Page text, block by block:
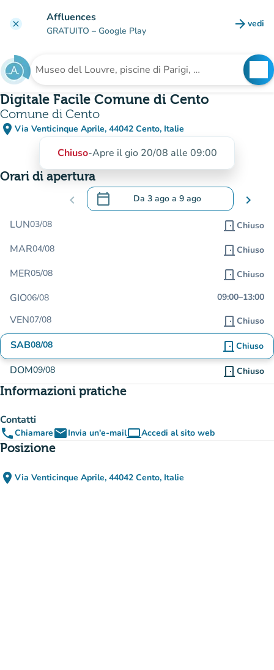
clear Affluences
GRATUITO – Google Play arrow_forward vedi
Cerca una struttura
Digitale Facile Comune di Cento
Comune di Cento
place Via Venticinque Aprile, 44042 Cento, Italie
(apri in Google Maps)
(nuova scheda)
Chiuso-Apre il gio 20/08 alle 09:00
Orari di apertura
chevron_left calendar_today Da 3 ago a 9 ago
.Aprire il calendario per modificare le
chevron_right
LUN03/08 door_front Chiuso
MAR04/08 door_front Chiuso
MER05/08 door_front Chiuso
GIO06/08 09:00–13:00
VEN07/08 door_front Chiuso
SAB08/08 door_front Chiuso
DOM09/08 door_front Chiuso
Informazioni pratiche
Contatti
phoneChiamareemailInvia un'e-mailcomputerAccedi al sito web
(nuova scheda)
Posizione
place Via Venticinque Aprile, 44042 Cento, Italie
(apri in Google Maps)
(nuova scheda)